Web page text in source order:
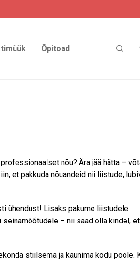
Õpitoad
nõu? Ära jää hätta –
et pakkuda nõuandeid nii liistude,
ühendust! Lisaks pakume liistudele
seinamõõtudele – nii saad olla kindel,
stiilsema ja kaunima kodu poole.